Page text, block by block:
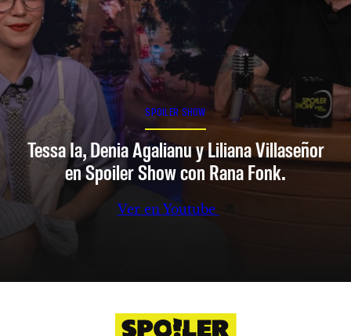
SPOILER SHOW
Tessa Ia, Denia Agalianu y Liliana Villaseñor
en Spoiler Show con Rana Fonk.
Ver en Youtube